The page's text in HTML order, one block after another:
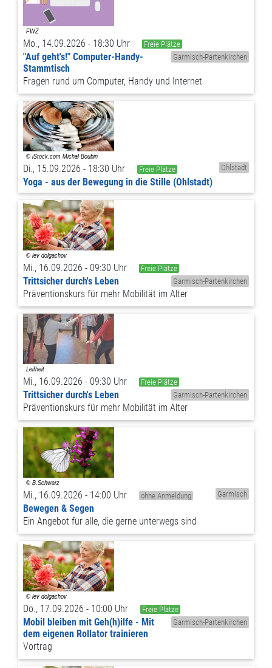
Mo., 14.09.2026 - 18:30 Uhr
Freie Plätze
Garmisch-Partenkirchen
"Auf geht's!" Computer-Handy-
Stammtisch
Fragen rund um Computer, Handy und Internet
Di., 15.09.2026 - 18:30 Uhr Freie Plätze Ohlstadt
Yoga - aus der Bewegung in die Stille (Ohlstadt)
Mi., 16.09.2026 - 09:30 Uhr
Freie Plätze
Garmisch-Partenkirchen
Trittsicher durch's Leben
Präventionskurs für mehr Mobilität im Alter
Mi., 16.09.2026 - 09:30 Uhr
Freie Plätze
Garmisch-Partenkirchen
Trittsicher durch's Leben
Präventionskurs für mehr Mobilität im Alter
Mi., 16.09.2026 - 14:00 Uhr ohne Anmeldung Garmisch
Bewegen & Segen
Ein Angebot für alle, die gerne unterwegs sind
Do., 17.09.2026 - 10:00 Uhr
Freie Plätze
Garmisch-Partenkirchen
Mobil bleiben mit Geh(h)ilfe - Mit
dem eigenen Rollator trainieren
Vortrag